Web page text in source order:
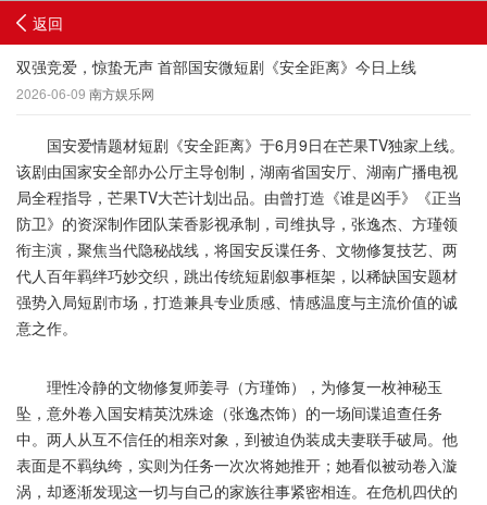
返回
双强竞爱，惊蛰无声 首部国安微短剧《安全距离》今日上线
2026-06-09 南方娱乐网
国安爱情题材短剧《安全距离》于6月9日在芒果TV独家上线。
该剧由国家安全部办公厅主导创制，湖南省国安厅、湖南广播电视
局全程指导，芒果TV大芒计划出品。由曾打造《谁是凶手》《正当
防卫》的资深制作团队茉香影视承制，司维执导，张逸杰、方瑾领
衔主演，聚焦当代隐秘战线，将国安反谍任务、文物修复技艺、两
代人百年羁绊巧妙交织，跳出传统短剧叙事框架，以稀缺国安题材
强势入局短剧市场，打造兼具专业质感、情感温度与主流价值的诚
意之作。
理性冷静的文物修复师姜寻（方瑾饰），为修复一枚神秘玉
坠，意外卷入国安精英沈殊途（张逸杰饰）的一场间谍追查任务
中。两人从互不信任的相亲对象，到被迫伪装成夫妻联手破局。他
表面是不羁纨绔，实则为任务一次次将她推开；她看似被动卷入漩
涡，却逐渐发现这一切与自己的家族往事紧密相连。在危机四伏的